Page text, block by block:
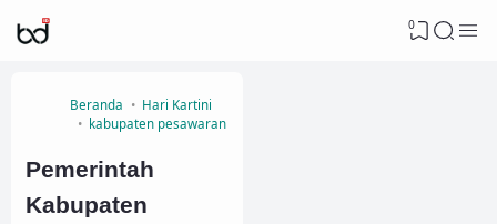
0
Beranda
Hari Kartini
kabupaten pesawaran
Pemerintah
Kabupaten